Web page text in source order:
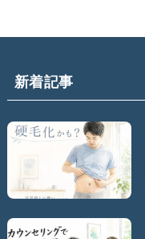
新着記事